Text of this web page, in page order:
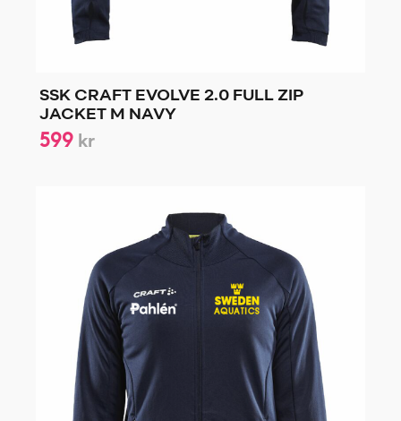
SSK CRAFT EVOLVE 2.0 FULL ZIP
JACKET M NAVY
599 kr